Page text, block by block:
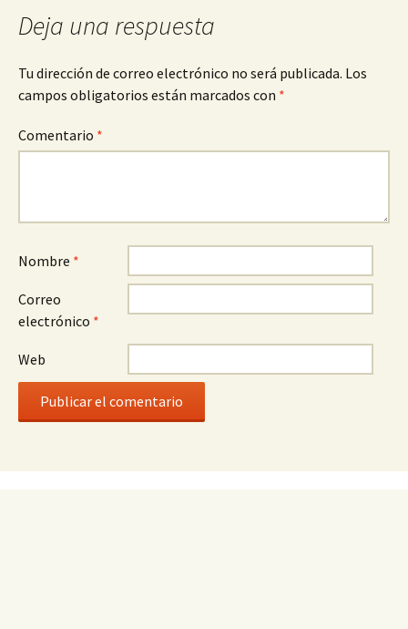
entradas
Deja una respuesta
Tu dirección de correo electrónico no será publicada. Los
campos obligatorios están marcados con *
Comentario *
Nombre *
Correo
electrónico *
Web